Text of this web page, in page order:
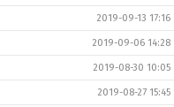
2019-09-13 17:16
2019-09-06 14:28
2019-08-30 10:05
2019-08-27 15:45